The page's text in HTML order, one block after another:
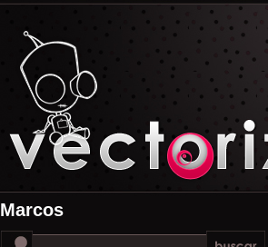
Marcos